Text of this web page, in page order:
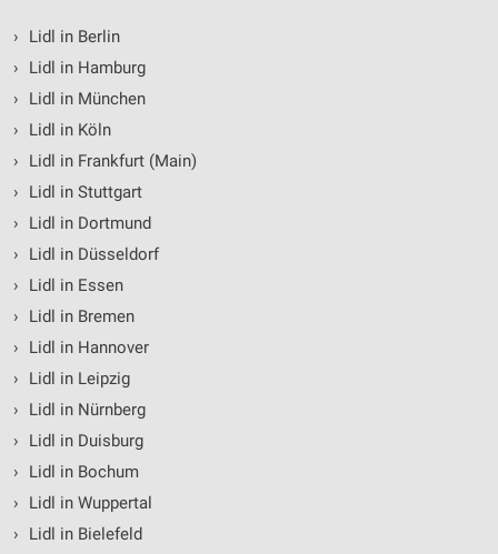
›
Lidl in Berlin
›
Lidl in Hamburg
›
Lidl in München
›
Lidl in Köln
›
Lidl in Frankfurt (Main)
›
Lidl in Stuttgart
›
Lidl in Dortmund
›
Lidl in Düsseldorf
›
Lidl in Essen
›
Lidl in Bremen
›
Lidl in Hannover
›
Lidl in Leipzig
›
Lidl in Nürnberg
›
Lidl in Duisburg
›
Lidl in Bochum
›
Lidl in Wuppertal
›
Lidl in Bielefeld